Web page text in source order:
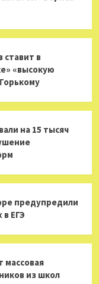
ставит в
«высокую
на 15 тысяч
предупредили
ЕГЭ
массовая
из школ